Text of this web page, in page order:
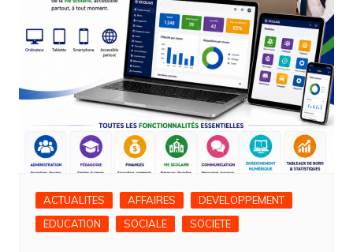
ACTUALITES AFFAIRES
DEVELOPPEMENT
EDUCATION
SOCIALE SOCIETE